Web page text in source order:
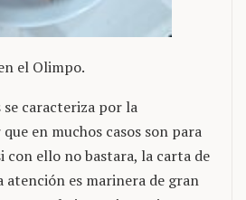
el Olimpo.
caracteriza por la
en muchos casos son para
con ello no bastara, la carta de
atención es marinera de gran